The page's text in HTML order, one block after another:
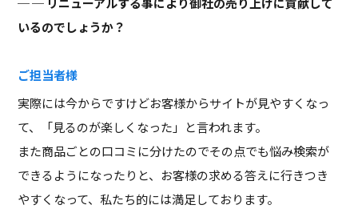
いるのでしょうか？
ご担当者様
実際には今からですけどお客様からサイトが見やすくなっ
て、「見るのが楽しくなった」と言われます。
また商品ごとの口コミに分けたのでその点でも悩み検索が
できるようになったりと、お客様の求める答えに行きつき
やすくなって、私たち的には満足しております。